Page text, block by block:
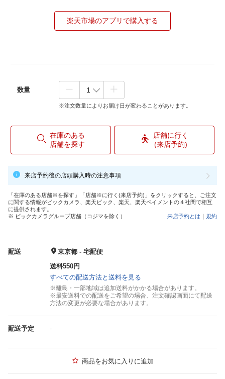
楽天市場のアプリで購入する
数量
※注文数量によりお届け日が変わることがあります。
在庫のある
店舗を探す
店舗に行く
(来店予約)
来店予約後の店頭購入時の注意事項
「在庫のある店舗※を探す」「店舗※に行く(来店予約)」をクリックすると、ご注文
に関する情報がビックカメラ、楽天ビック、楽天、楽天ペイメントの４社間で相互
に提供されます。
※ ビックカメラグループ店舗（コジマを除く）
来店予約とは ｜ 規約
配送
東京都 - 宅配便
送料550円
すべての配送方法と送料を見る
※離島・一部地域は追加送料がかかる場合があります。
※最安送料での配送をご希望の場合、注文確認画面にて配送
方法の変更が必要な場合があります。
配送予定 -
商品をお気に入りに追加